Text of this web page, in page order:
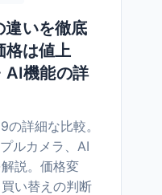
いを徹底
格は値上
AI機能の詳
詳細な比較。
ルカメラ、AI
説。価格変
い替えの判断